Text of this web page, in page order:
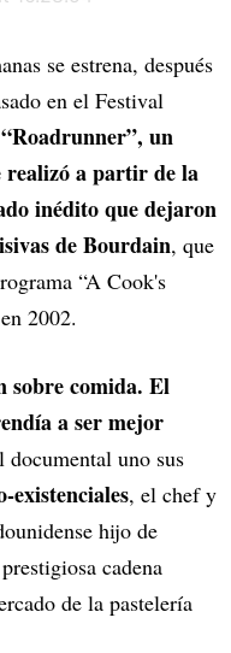
se estrena, después
en el Festival
“Roadrunner”, un
realizó a partir de la
inédito que dejaron
de Bourdain, que
“A Cook's
2002.
sobre comida. El
a ser mejor
documental uno sus
existenciales, el chef y
hijo de
cadena
de la pastelería